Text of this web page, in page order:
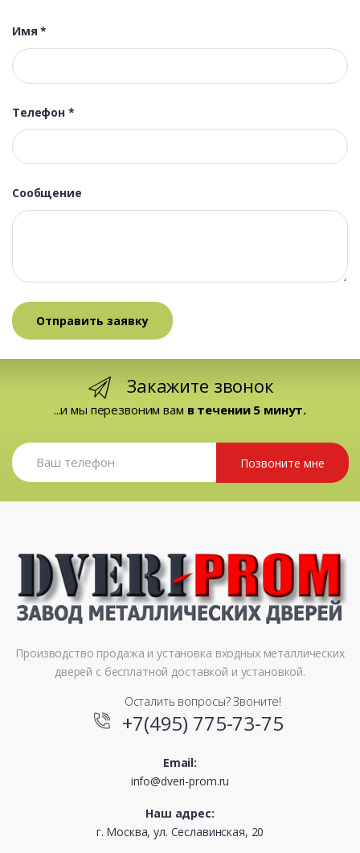
Имя*
Телефон *
Сообщение
Закажите звонок
...и мы перезвоним вам в течении 5 минут.
Позвоните мне
Производство продажа и установка входных металлических
дверей с бесплатной доставкой и установкой.
Осталить вопросы? Звоните!
+7(495) 775-73-75
Email:
info@dveri-prom.ru
Наш адрес:
г. Москва, ул. Сеславинская, 20